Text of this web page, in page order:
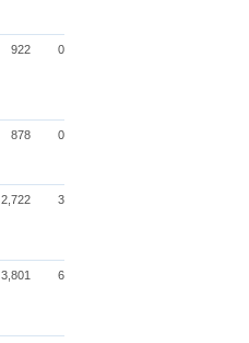
922 0
878 0
2,722 3
3,801 6